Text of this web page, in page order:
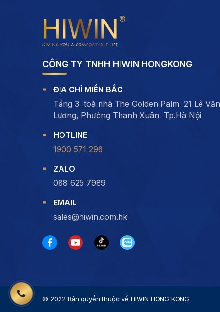
CÔNG TY TNHH HIWIN HONGKONG
ĐỊA CHỈ MIỀN BẮC
Tầng 3, toà nhà The Golden Palm, 21 Lê Văn
Lương, Phường Thanh Xuân, Tp.Hà Nội
HOTLINE
1900 571 296
ZALO
088 625 7989
EMAIL
sales@hiwin.com.hk
© 2022 Bản quyền thuộc về HIWIN HONG KONG